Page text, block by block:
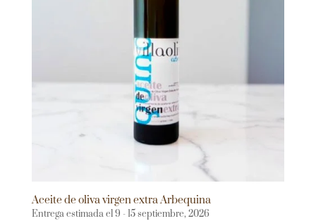
Aceite de oliva virgen extra Arbequina
Entrega estimada el 9 - 15 septiembre, 2026